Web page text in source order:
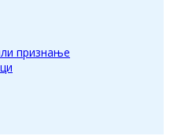
признање